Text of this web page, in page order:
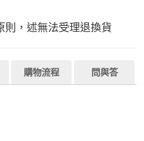
則，述無法受理退換貨
購物流程 問與答